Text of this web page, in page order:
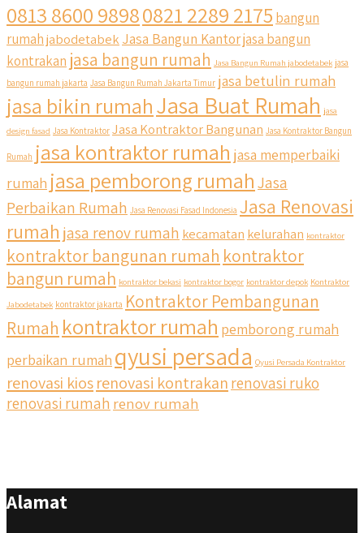
qyusipersada
@qyusipersada 3 years ago
Siapa yang udah masuk List untuk Bangun dan Renovasi
rumah Di @qyusipersada dengan sistem Cicilan ?? 🤗
Untuk informasi lebih lanjut terkait program cicilan ini temen
temen bisa langsung klik link di bio yaa
#jasabangunrumahjakarta #jasarenovasirumahjakarta
#kontraktorjakarta #kontraktorbangunan
#kontraktorbangunanrumah #kontraktorbangunanjakarta
#jasabangunrumahjabodetabek #qyusipersada
0813 8600 98980821 2289 2175 bangun
rumahjabodetabek Jasa Bangun Kantorjasa bangun
kontrakan jasa bangun rumah Jasa Bangun Rumah jabodetabek jasa
bangun rumah jakarta Jasa Bangun Rumah Jakarta Timur jasa betulin rumah
jasa bikin rumahJasa Buat Rumah jasa
design fasad Jasa Kontraktor Jasa Kontraktor Bangunan Jasa Kontraktor Bangun
Rumah jasa kontraktor rumah jasa memperbaiki
rumah jasa pemborong rumahJasa
Perbaikan Rumah Jasa Renovasi Fasad Indonesia Jasa Renovasi
rumah jasa renov rumah kecamatan kelurahan kontraktor
kontraktor bangunan rumah kontraktor
bangun rumah kontraktor bekasi kontraktor bogor kontraktor depok Kontraktor
Jabodetabek kontraktor jakarta Kontraktor Pembangunan
Rumah kontraktor rumah pemborong rumah
perbaikan rumah qyusi persada Qyusi Persada Kontraktor
renovasi kiosrenovasi kontrakanrenovasi ruko
renovasi rumah renov rumah
Alamat